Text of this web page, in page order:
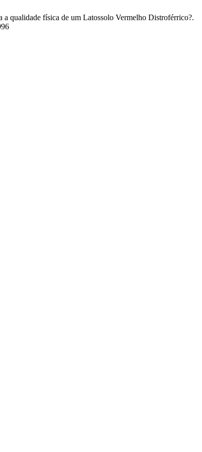
qualidade física de um Latossolo Vermelho Distroférrico?.